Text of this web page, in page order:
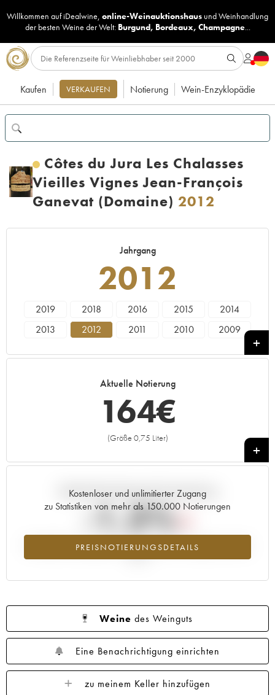
Willkommen auf iDealwine, online-Weinauktionshaus undWeinhandlung
der besten Weine der Welt: Burgund, Bordeaux, Champagne...
Kaufen VERKAUFEN Notierung Wein-Enzyklopädie
Côtes du Jura Les Chalasses
Vieilles Vignes Jean-François
Ganevat (Domaine) 2012
Jahrgang
2012
2019 2018 2016 2015
2014
2013
2012 2011 2010
2009
Aktuelle Notierung
164€
(Größe 0,75 Liter)
+
Kostenloser und unlimitierter Zugang
zu Statistiken von mehr als 150.000 Notierungen
PREISNOTIERUNGSDETAILS
Aktuelle Entwicklung der Preisnotierung
-1.3%
Preisabfall des Jahrgangs 2012 im Jahr 2026 im Vergleich zum Jahr
Weine des Weinguts
Eine Benachrichtigung einrichten
zu meinem Keller hinzufügen